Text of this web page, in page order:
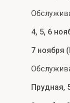
4, 5, 6
7 ноября
Прудная,